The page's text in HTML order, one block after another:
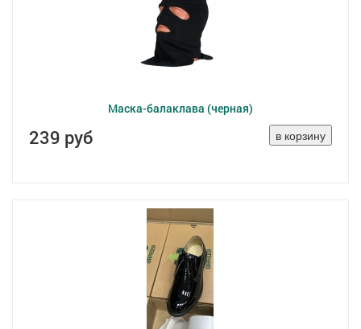
Маска-балаклава (черная)
239 руб